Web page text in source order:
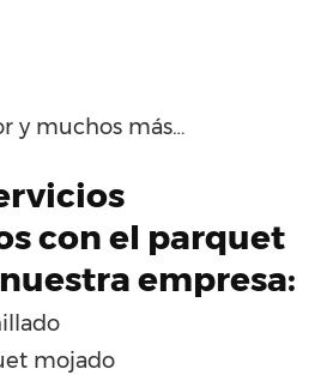
y muchos más…
con el parquet
empresa:
mojado